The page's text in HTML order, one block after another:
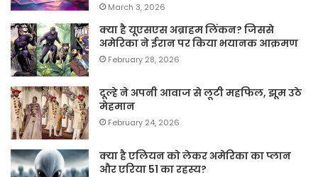
March 3, 2026
क्या है यूएसएस अब्राहम लिंकन? जिससे
अमेरिका ने ईरान पर किया भयानक आक्रमण
February 28, 2026
दूल्हे ने अपनी आवाज से लूटी महफिल, झूम उठे
मेहमान
February 24, 2026
क्या है एलियन को लेकर अमेरिका का प्लान
और एरिया 51 का रहस्य?